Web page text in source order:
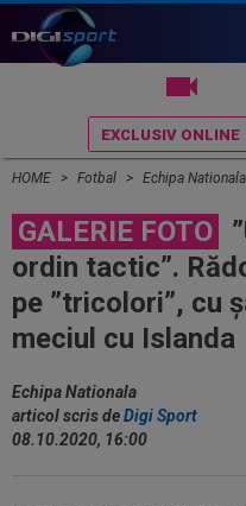
EXCLUSIV ONLINE
HOME Fotbal Echipa Nationala
GALERIE FOTO
ordin tactic”.
pe ”tricolori”, cu
meciul cu Islanda
Echipa Nationala
articol scris deDigi Sport
08.10.2020, 16:00